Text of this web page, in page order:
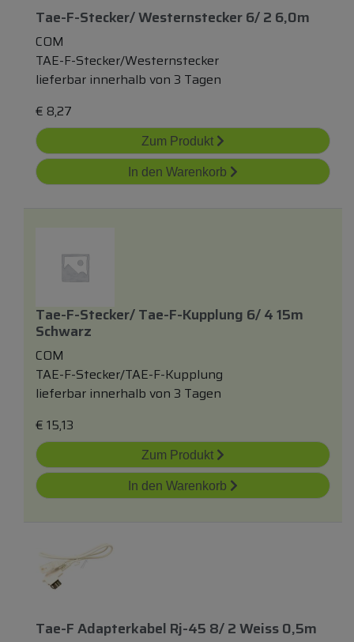
Tae-F-Stecker/ Westernstecker 6/ 2 6,0m
COM
TAE-F-Stecker/Westernstecker
lieferbar innerhalb von 3 Tagen
€ 8,27
Zum Produkt
In den Warenkorb
Tae-F-Stecker/ Tae-F-Kupplung 6/ 4 15m
Schwarz
COM
TAE-F-Stecker/TAE-F-Kupplung
lieferbar innerhalb von 3 Tagen
€ 15,13
Zum Produkt
In den Warenkorb
Tae-F Adapterkabel Rj-45 8/ 2 Weiss 0,5m